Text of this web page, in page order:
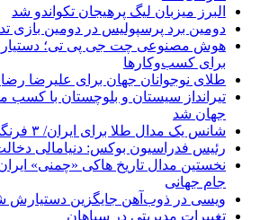
البرز میزبان لیگ پرهیجان تکواندو شد
دومین برد پرسپولیس در دومین بازی
هوش مصنوعی چت جی پی تی؛ دستیار
برای کسب‌وکارها
طلای نوجوانان جهان برای علیرضا
تیرانداز سیستان و بلوچستان با کسب
جهان شد
شانس یک مدال طلا برای ایران/ ۳ فرنگی‌کار حذف شدند
رئیس فدراسیون بوکس: دنیامالی
نخستین مدال تاریخ هاکی «چمنی»
جام جهانی
ویسی در ذوب‌آهن جایگزین دستیارش
تغییرات مدیریتی در سپاهان